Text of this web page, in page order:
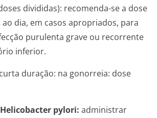
divididas): recomenda-se a dose
ao dia, em casos apropriados, para
purulenta grave ou recorrente
inferior.
duração: na gonorreia: dose
Helicobacter pylori: administrar